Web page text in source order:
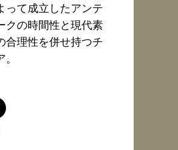
って成立したアンテ
クの時間性と現代素
合理性を併せ持つチ